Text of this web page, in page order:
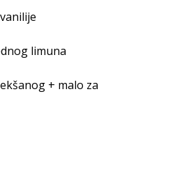
limuna
+ malo za